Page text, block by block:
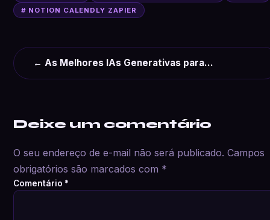
# NOTION CALENDLY ZAPIER
← As Melhores IAs Generativas para…
Deixe um comentário
O seu endereço de e-mail não será publicado. Campos
obrigatórios são marcados com *
Comentário *